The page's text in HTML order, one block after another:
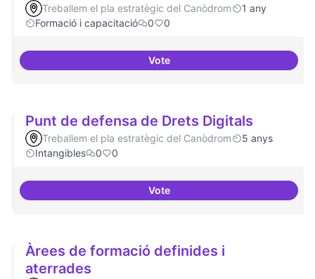
Treballem el pla estratègic del Canòdrom
1 any
Formació i capacitació
0 0
VoteEspai acompanyament periòdic
Punt de defensa de Drets Digitals
Treballem el pla estratègic del Canòdrom
5 anys
Intangibles
0 0
VotePunt de defensa de Drets
Àrees de formació definides i
aterrades